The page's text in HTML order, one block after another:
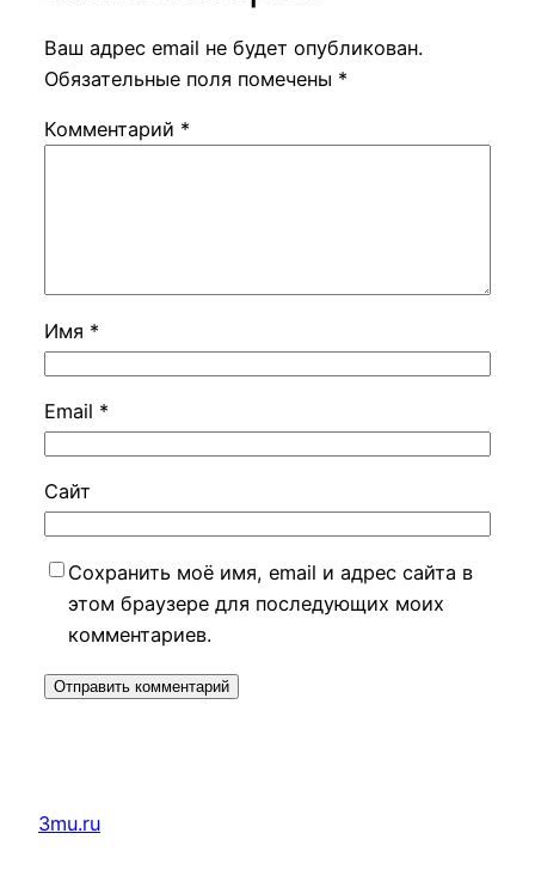
Ваш адрес email не будет опубликован.
Обязательные поля помечены *
Комментарий *
Имя *
Email *
Сайт
Сохранить моё имя, email и адрес сайта в
этом браузере для последующих моих
комментариев.
3mu.ru